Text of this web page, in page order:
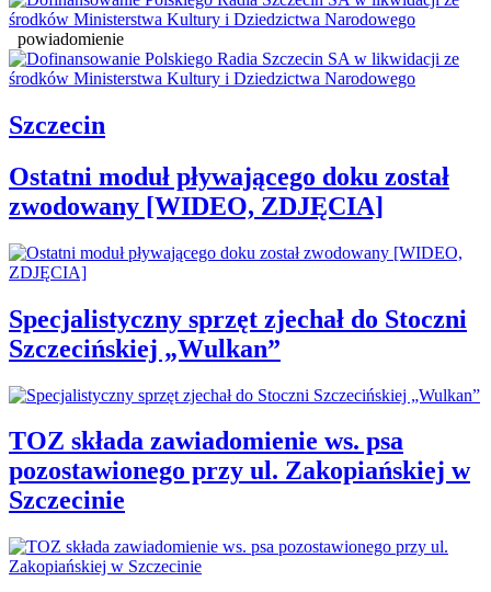
powiadomienie
Szczecin
Ostatni moduł pływającego doku został
zwodowany [WIDEO, ZDJĘCIA]
Specjalistyczny sprzęt zjechał do Stoczni
Szczecińskiej „Wulkan”
TOZ składa zawiadomienie ws. psa
pozostawionego przy ul. Zakopiańskiej w
Szczecinie